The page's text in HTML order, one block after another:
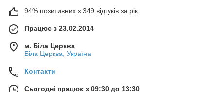
94% позитивних з 349 відгуків за рік
Працює з 23.02.2014
м. Біла Церква
Біла Церква, Україна
Контакти
Сьогодні працює з 09:30 до 13:30